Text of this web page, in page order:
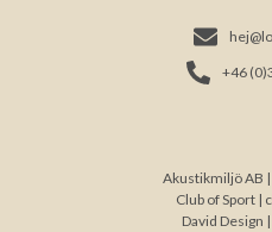
+46
Akustikmiljö AB |
Club of Sport |
David Design |